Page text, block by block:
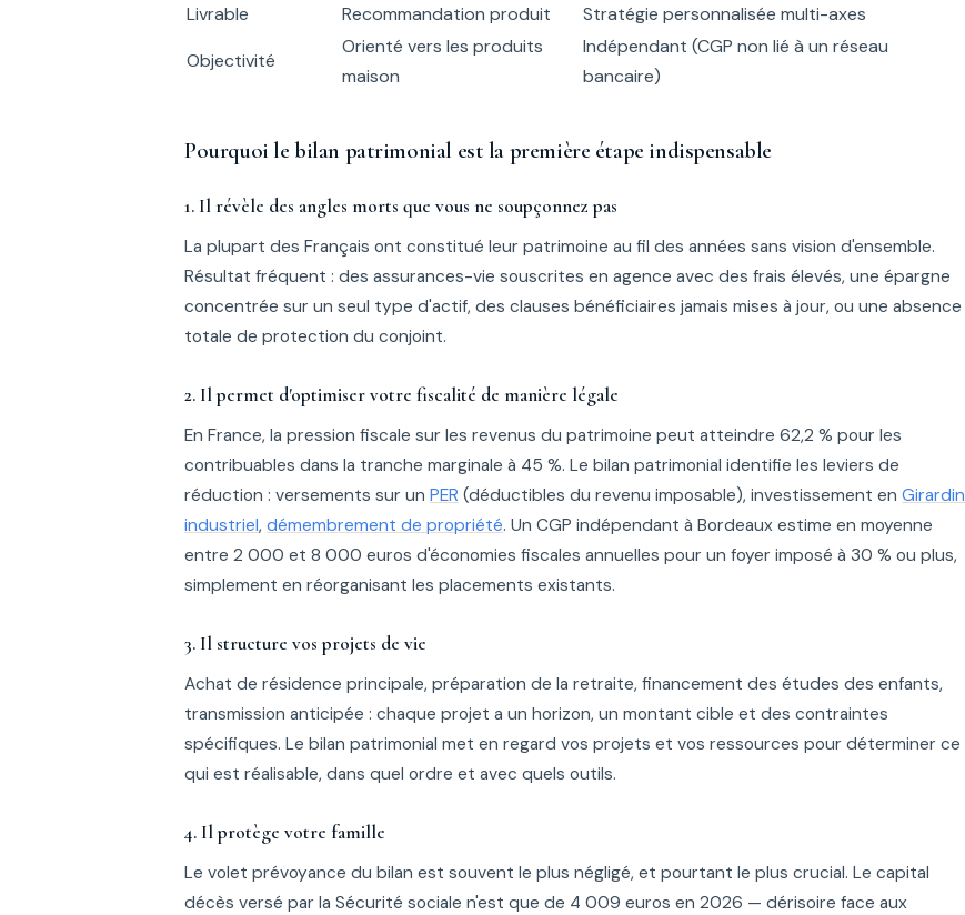
Livrable
Recommandation produit
Stratégie personnalisée multi-axes
Objectivité
Orienté vers les produits
maison
Indépendant (CGP non lié à un réseau
bancaire)
Pourquoi le bilan patrimonial est la première étape indispensable
1. Il révèle des angles morts que vous ne soupçonnez pas
La plupart des Français ont constitué leur patrimoine au fil des années sans vision d'ensemble.
Résultat fréquent : des assurances-vie souscrites en agence avec des frais élevés, une épargne
concentrée sur un seul type d'actif, des clauses bénéficiaires jamais mises à jour, ou une absence
totale de protection du conjoint.
2. Il permet d'optimiser votre fiscalité de manière légale
En France, la pression fiscale sur les revenus du patrimoine peut atteindre 62,2 % pour les
contribuables dans la tranche marginale à 45 %. Le bilan patrimonial identifie les leviers de
réduction : versements sur un PER (déductibles du revenu imposable), investissement en Girardin
industriel, démembrement de propriété. Un CGP indépendant à Bordeaux estime en moyenne
entre 2 000 et 8 000 euros d'économies fiscales annuelles pour un foyer imposé à 30 % ou plus,
simplement en réorganisant les placements existants.
3. Il structure vos projets de vie
Achat de résidence principale, préparation de la retraite, financement des études des enfants,
transmission anticipée : chaque projet a un horizon, un montant cible et des contraintes
spécifiques. Le bilan patrimonial met en regard vos projets et vos ressources pour déterminer ce
qui est réalisable, dans quel ordre et avec quels outils.
4. Il protège votre famille
Le volet prévoyance du bilan est souvent le plus négligé, et pourtant le plus crucial. Le capital
décès versé par la Sécurité sociale n'est que de 4 009 euros en 2026 — dérisoire face aux